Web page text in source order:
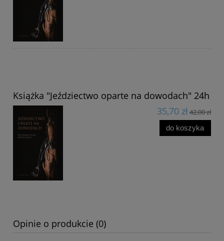
Książka "Jeździectwo oparte na dowodach" 24h
35,70 zł42,00 zł
do koszyka
Opinie o produkcie (0)